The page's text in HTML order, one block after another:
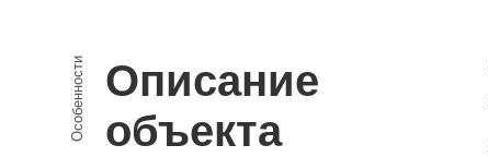
Особенности Описание
объекта